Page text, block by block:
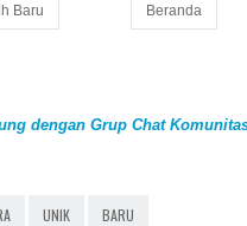
Baru Beranda
dengan Grup Chat
UNIK BARU